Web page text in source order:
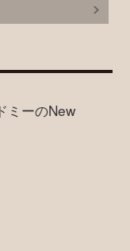
ミーのNew